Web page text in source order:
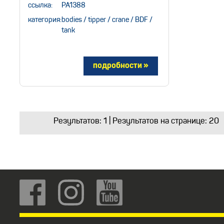
ссылка: PA1388
категория:bodies / tipper / crane / BDF /
tank
Результатов: 1 | Результатов на странице: 20